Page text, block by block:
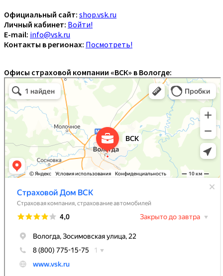
Официальный сайт: shop.vsk.ru
Личный кабинет: Войти!
E-mail: info@vsk.ru
Контакты в регионах: Посмотреть!
Офисы страховой компании «ВСК» в Вологде: